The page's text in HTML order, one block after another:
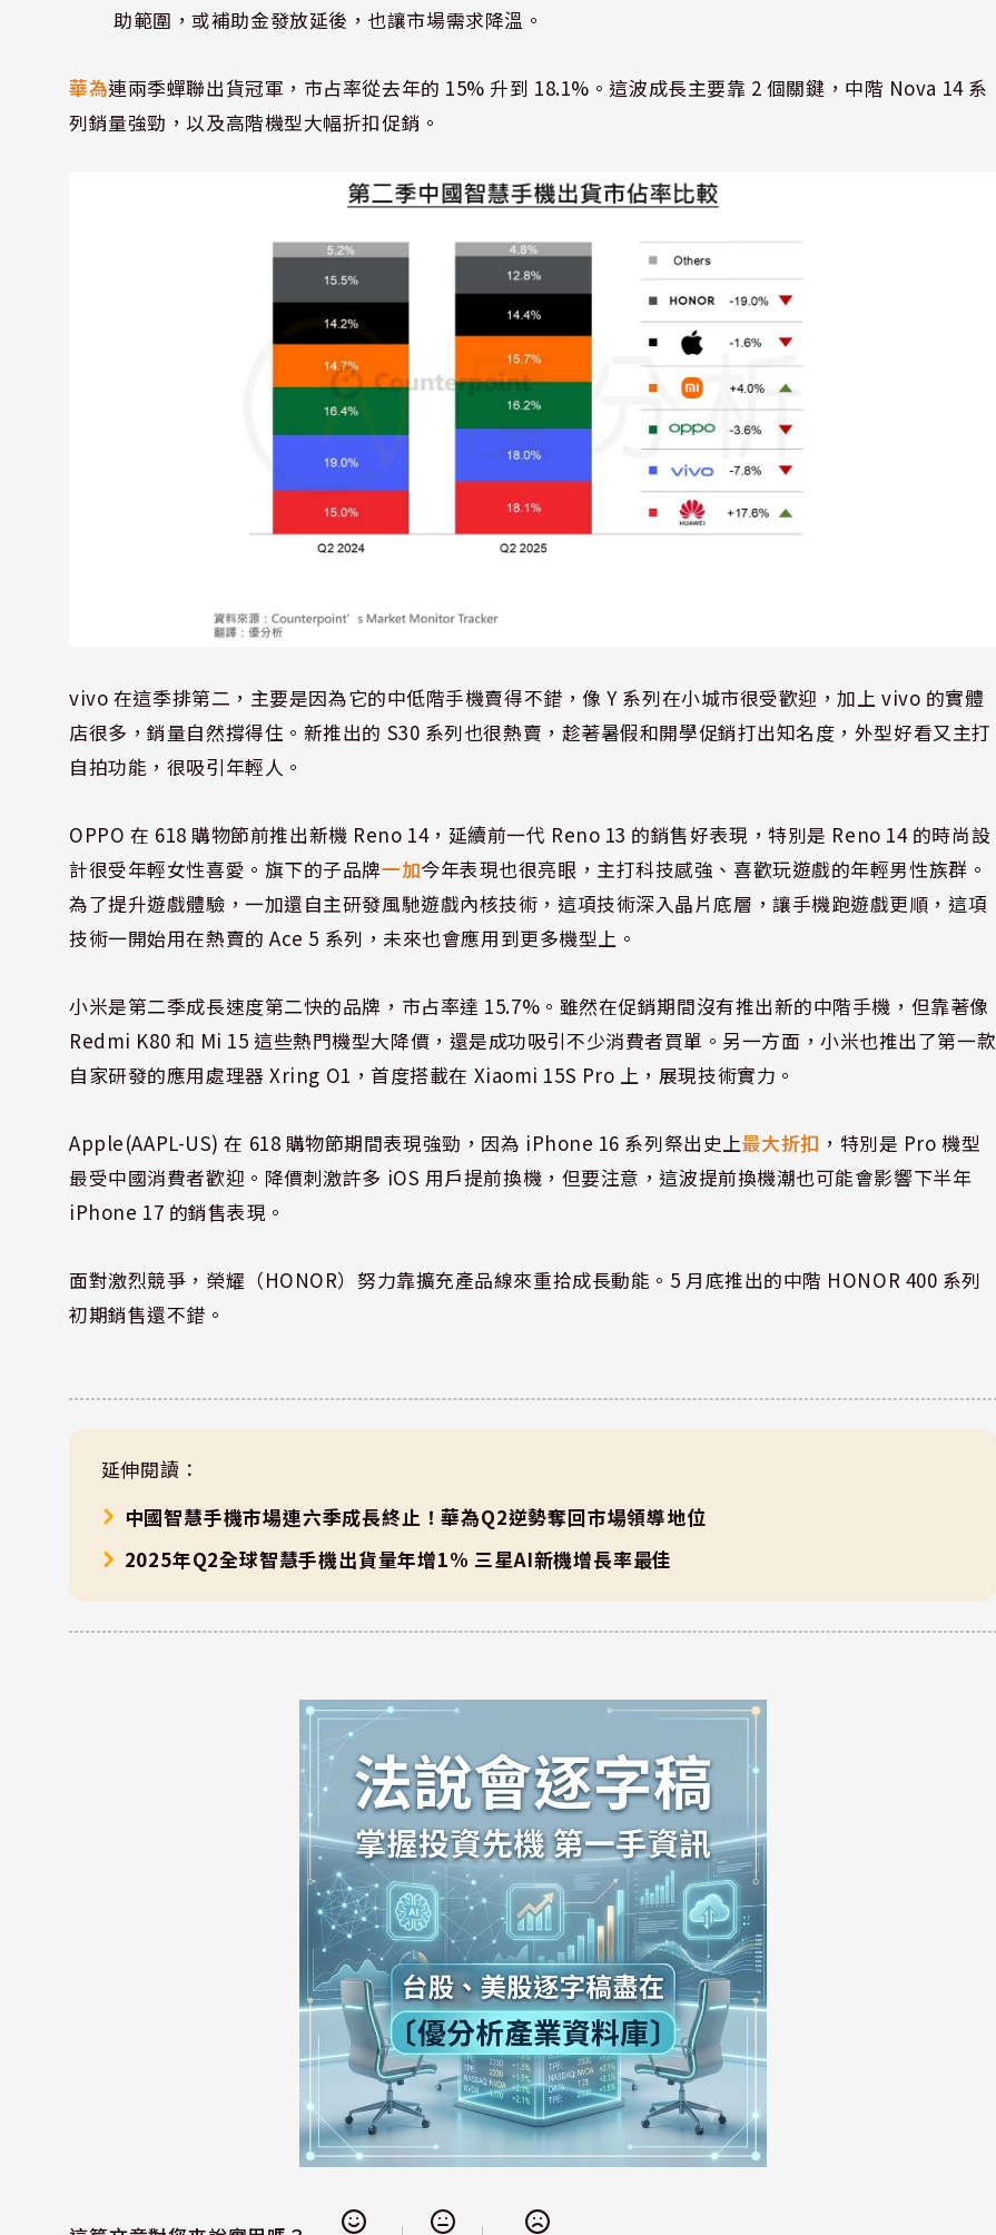
助範圍，或補助金發放延後，也讓市場需求降溫。
華為連兩季蟬聯出貨冠軍，市占率從去年的 15% 升到 18.1%。這波成長主要靠 2 個關鍵，中階 Nova 14 系
列銷量強勁，以及高階機型大幅折扣促銷。
vivo 在這季排第二，主要是因為它的中低階手機賣得不錯，像 Y 系列在小城市很受歡迎，加上 vivo 的實體
店很多，銷量自然撐得住。新推出的 S30 系列也很熱賣，趁著暑假和開學促銷打出知名度，外型好看又主打
自拍功能，很吸引年輕人。
OPPO 在 618 購物節前推出新機 Reno 14，延續前一代 Reno 13 的銷售好表現，特別是 Reno 14 的時尚設
計很受年輕女性喜愛。旗下的子品牌一加今年表現也很亮眼，主打科技感強、喜歡玩遊戲的年輕男性族群。
為了提升遊戲體驗，一加還自主研發風馳遊戲內核技術，這項技術深入晶片底層，讓手機跑遊戲更順，這項
技術一開始用在熱賣的 Ace 5 系列，未來也會應用到更多機型上。
小米是第二季成長速度第二快的品牌，市占率達 15.7%。雖然在促銷期間沒有推出新的中階手機，但靠著像
Redmi K80 和 Mi 15 這些熱門機型大降價，還是成功吸引不少消費者買單。另一方面，小米也推出了第一款
自家研發的應用處理器 Xring O1，首度搭載在 Xiaomi 15S Pro 上，展現技術實力。
Apple(AAPL-US) 在 618 購物節期間表現強勁，因為 iPhone 16 系列祭出史上最大折扣 ，特別是 Pro 機型
最受中國消費者歡迎。降價刺激許多 iOS 用戶提前換機，但要注意，這波提前換機潮也可能會影響下半年
iPhone 17 的銷售表現。
面對激烈競爭，榮耀（HONOR）努力靠擴充產品線來重拾成長動能。5 月底推出的中階 HONOR 400 系列
初期銷售還不錯。
延伸閱讀：
中國智慧手機市場連六季成長終止！華為Q2逆勢奪回市場領導地位
2025年Q2全球智慧手機出貨量年增1% 三星AI新機增長率最佳